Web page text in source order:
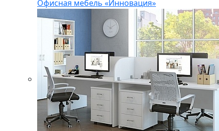
Офисная мебель «Инновация»